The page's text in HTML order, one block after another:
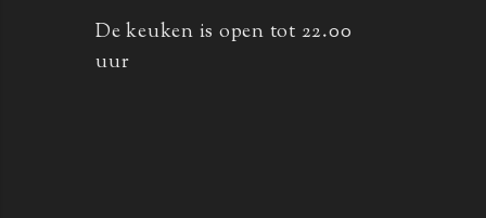
De keuken is open tot 22.00
uur